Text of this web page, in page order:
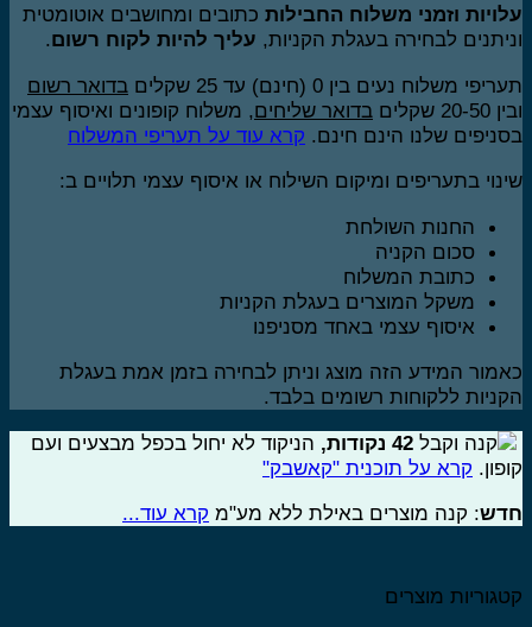
וזמני משלוח החבילותכתובים ומחושבים אוטומטית
לבחירה בעגלת הקניות,עליך להיות לקוח רשום.
משלוח נעים בין 0 (חינם) עד 25 שקלים
בדואר רשום
שקלים
בדואר שליחים, משלוח קופונים ואיסוף עצמי
שלנו הינם חינם.קרא עוד על תעריפי המשלוח
בתעריפים ומיקום השילוח או איסוף עצמי תלויים ב:
החנות השולחת
סכום הקניה
כתובת המשלוח
משקל המוצרים בעגלת הקניות
איסוף עצמי באחד מסניפנו
המידע הזה מוצג וניתן לבחירה בזמן אמת בעגלת
ללקוחות רשומים בלבד.
קנה וקבל42 נקודות,הניקוד לא יחול בכפל מבצעים ועם
קרא על תוכנית "קאשבק"
: קנה מוצרים באילת ללא מע"מקרא עוד...
מוצרים